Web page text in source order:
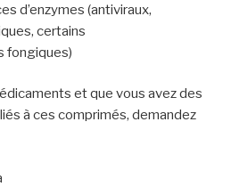
d’enzymes (antiviraux,
certains
fongiques)
et que vous avez des
à ces comprimés, demandez